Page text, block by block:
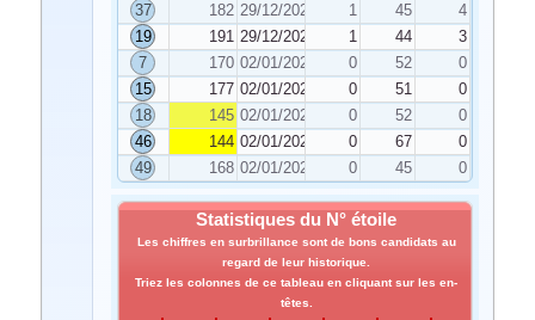
37
182 29/12/2023 1 45
4
19
191 29/12/2023 1 44
3
7
170 02/01/2024 0 52
0
15
177 02/01/2024 0 51
0
18
145 02/01/2024 0 52
0
46
144 02/01/2024 0 67
0
49
168 02/01/2024 0 45 0
Statistiques du N° étoile
Les chiffres en surbrillance sont de bons candidats au
regard de leur historique.
Triez les colonnes de ce tableau en cliquant sur les en-
têtes.